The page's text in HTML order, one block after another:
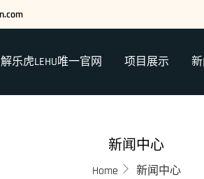
乐虎LEHU唯一官网 项目展示
新闻中心
Home 新闻中心